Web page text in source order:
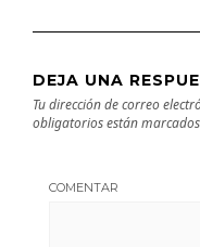
DEJA UNA
Tu dirección de correo
obligatorios están
COMENTAR